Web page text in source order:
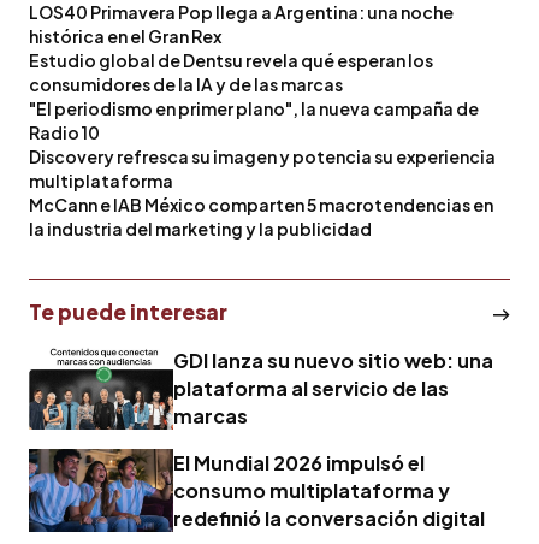
LOS40 Primavera Pop llega a Argentina: una noche
histórica en el Gran Rex
Estudio global de Dentsu revela qué esperan los
consumidores de la IA y de las marcas
"El periodismo en primer plano", la nueva campaña de
Radio 10
Discovery refresca su imagen y potencia su experiencia
multiplataforma
McCann e IAB México comparten 5 macrotendencias en
la industria del marketing y la publicidad
Te puede interesar
GDI lanza su nuevo sitio web: una
plataforma al servicio de las
marcas
El Mundial 2026 impulsó el
consumo multiplataforma y
redefinió la conversación digital